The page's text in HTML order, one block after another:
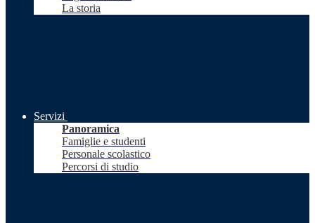
La storia
Servizi
Panoramica
Famiglie e studenti
Personale scolastico
Percorsi di studio